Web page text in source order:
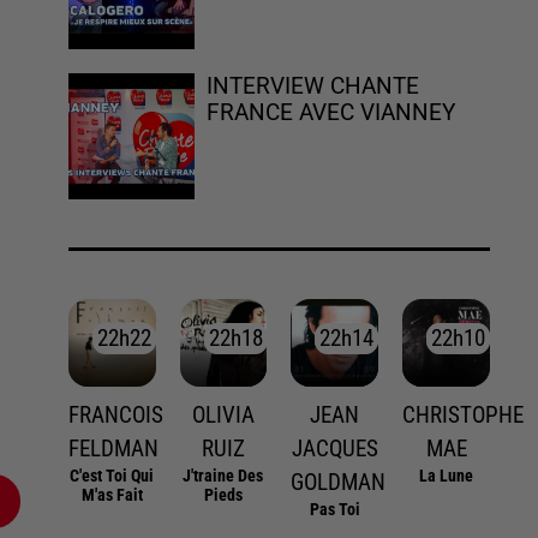
INTERVIEW CHANTE
FRANCE AVEC VIANNEY
22h22
22h22
FRANCOIS
FELDMAN
C'est Toi Qui
M'as Fait
22h18
22h18
OLIVIA
RUIZ
J'traine Des
Pieds
22h14
22h14
JEAN
JACQUES
GOLDMAN
Pas Toi
22h10
22h10
CHRISTOPHE
MAE
La Lune